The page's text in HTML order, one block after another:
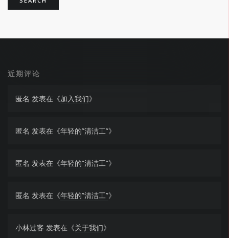
近期评论
匿名 发表在《加入我们》
匿名 发表在《年轻的”清洁工”》
匿名 发表在《年轻的”清洁工”》
匿名 发表在《年轻的”清洁工”》
小林过客 发表在《关于我们》